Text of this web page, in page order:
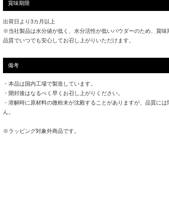
賞味期限
出荷日より3カ月以上
※当社製品は水分値が低く、水分活性が低いパウダーのため、賞味
品質でいつでも安心してお召し上がりいただけます。
備考
・本品は国内工場で製造しています。
・開封後はなるべく早くお召し上がりください。
・溶解時に原材料の微粉末が沈殿することがありますが、品質には
ん。
※ラッピング対象外商品です。